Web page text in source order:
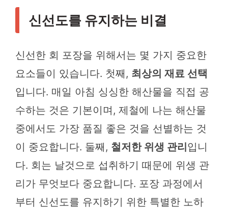
신선도를 유지하는 비결
신선한 회 포장을 위해서는 몇 가지 중요한
요소들이 있습니다. 첫째, 최상의 재료 선택
입니다. 매일 아침 싱싱한 해산물을 직접 공
수하는 것은 기본이며, 제철에 나는 해산물
중에서도 가장 품질 좋은 것을 선별하는 것
이 중요합니다. 둘째, 철저한 위생 관리입니
다. 회는 날것으로 섭취하기 때문에 위생 관
리가 무엇보다 중요합니다. 포장 과정에서
부터 신선도를 유지하기 위한 특별한 노하